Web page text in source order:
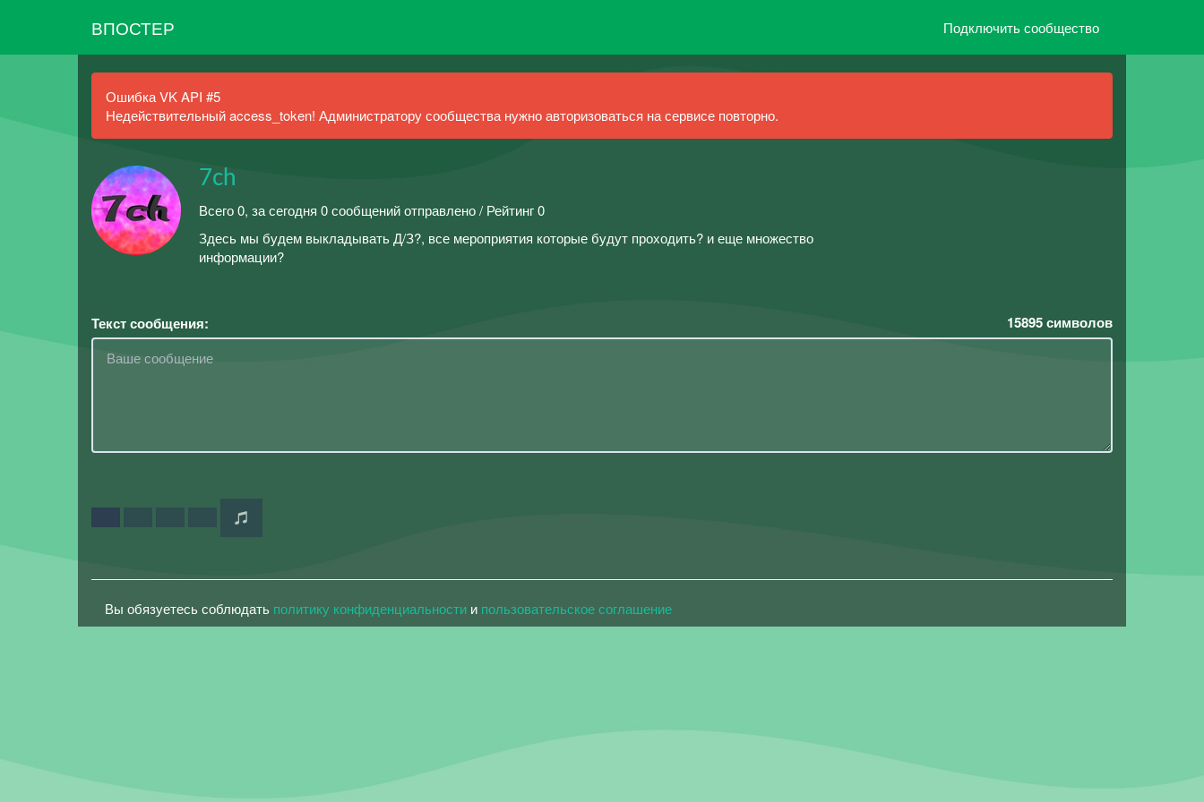
ВПОСТЕР Подключить сообщество
Ошибка VK API #5
Недействительный access_token! Администратору сообщества нужно авторизоваться на сервисе повторно.
7ch
Всего 0, за сегодня 0 сообщений отправлено / Рейтинг 0
Здесь мы будем выкладывать Д/З?, все мероприятия которые будут проходить? и еще множество
информации?
Текст сообщения: 15895символов
Вы обязуетесь соблюдать политику конфиденциальности и пользовательское соглашение